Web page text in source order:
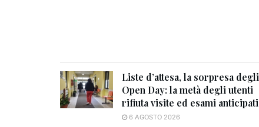
Liste d’attesa, la sorpresa degli
Open Day: la metà degli utenti
rifiuta visite ed esami anticipati
6 AGOSTO 2026